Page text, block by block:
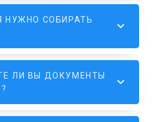
НУЖНО СОБИРАТЬ
ЛИ ВЫ ДОКУМЕНТЫ